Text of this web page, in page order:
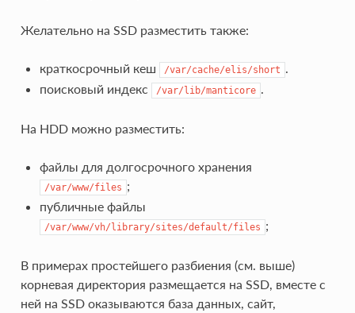
Желательно на SSD разместить также:
краткосрочный кеш /var/cache/elis/short .
поисковый индекс
/var/lib/manticore .
На HDD можно разместить:
файлы для долгосрочного хранения
/var/www/files ;
публичные файлы
/var/www/vh/library/sites/default/files ;
В примерах простейшего разбиения (см. выше)
корневая директория размещается на SSD, вместе с
ней на SSD оказываются база данных, сайт,